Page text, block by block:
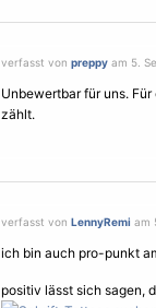
verfasst von preppy am 5.
Unbewertbar für uns.
zählt.
verfasst von LennyRemi am
ich bin auch pro-punkt
positiv lässt sich sagen,